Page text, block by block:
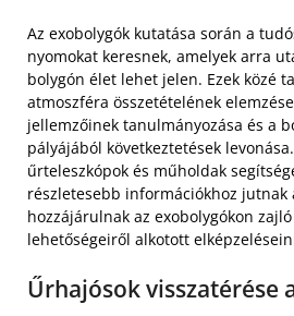
Az exobolygók kutatása során a
nyomokat keresnek, amelyek arra
bolygón élet lehet jelen. Ezek közé
atmoszféra összetételének
jellemzőinek tanulmányozása és a
pályájából következtetések
űrteleszkópok és műholdak
részletesebb információkhoz jutnak
hozzájárulnak az exobolygókon
lehetőségeiről alkotott
Űrhajósok visszatérése